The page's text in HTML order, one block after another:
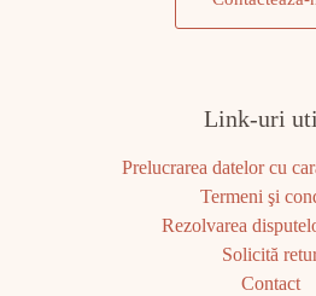
Link-uri
Prelucrarea datelor cu
Termeni şi
Rezolvarea
Solicită
Contact